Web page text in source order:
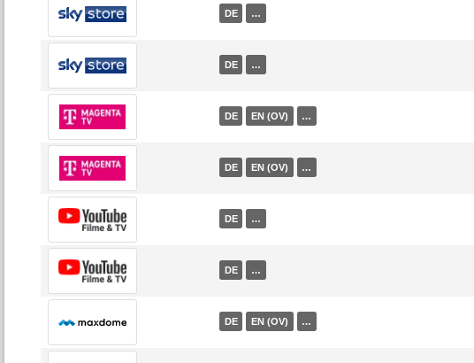
DE …
DE …
DE EN (OV) …
DE EN (OV) …
DE …
DE …
DE EN (OV) …